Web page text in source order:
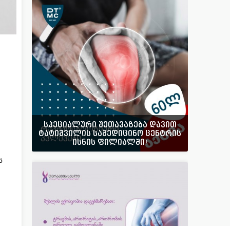
სპეციალური შეთავაზება დავით
ტატიშვილის სამედიცინო ცენტრის
ისნის ფილიალში!